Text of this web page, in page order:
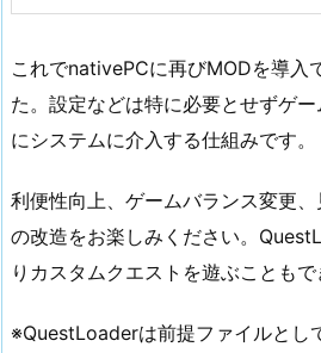
これでnativePCに再びMODを導入
た。設定などは特に必要とせずゲ
にシステムに介入する仕組みです。
利便性向上、ゲームバランス変更
の改造をお楽しみください。
りカスタムクエストを遊ぶこともで
※QuestLoaderは前提ファイルとし